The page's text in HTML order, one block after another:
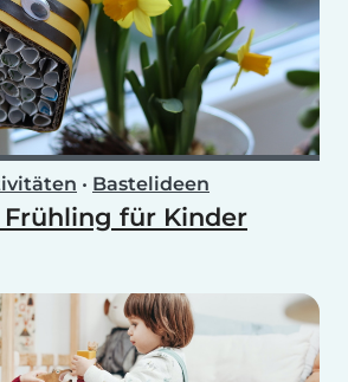
• Bastelideen
für Kinder